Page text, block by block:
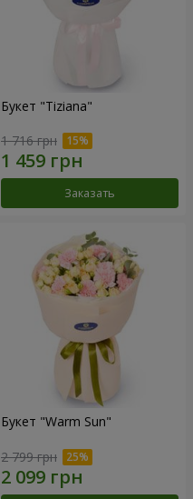
Букет "Tiziana"
1 716 грн
Заказать
Букет "Warm Sun"
2 799 грн